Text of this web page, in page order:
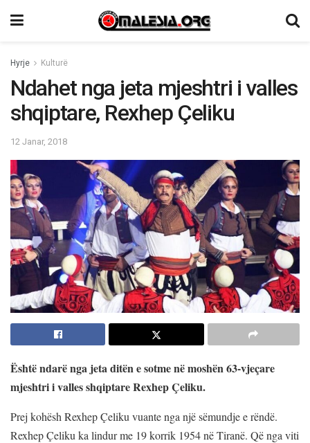
Hyrje Kulturë
Ndahet nga jeta mjeshtri i valles
shqiptare, Rexhep Çeliku
12 Janar, 2018
Është ndarë nga jeta ditën e sotme në moshën 63-vjeçare
mjeshtri i valles shqiptare Rexhep Çeliku.
Prej kohësh Rexhep Çeliku vuante nga një sëmundje e rëndë.
Rexhep Çeliku ka lindur me 19 korrik 1954 në Tiranë. Që nga viti